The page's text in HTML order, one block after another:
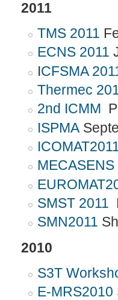
2011
TMS 2011
ECNS 2011
ICFSMA
Thermec
2nd ICMM
ISPMA
MECASENS
SMST 2011
SMN2011
2010
S3T
E-